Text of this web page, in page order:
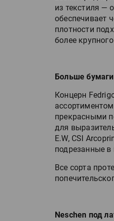
из текстиля —
обеспечивает
плотности
более
Больше
Концерн
прекрасными
для
E.W, CSI
подрезанные
Все сорта
Neschen под